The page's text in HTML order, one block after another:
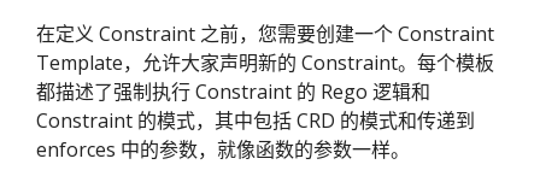
在定义 Constraint 之前，您需要创建一个 Constraint
Template，允许大家声明新的 Constraint。每个模板
都描述了强制执行 Constraint 的 Rego 逻辑和
Constraint 的模式，其中包括 CRD 的模式和传递到
enforces 中的参数，就像函数的参数一样。